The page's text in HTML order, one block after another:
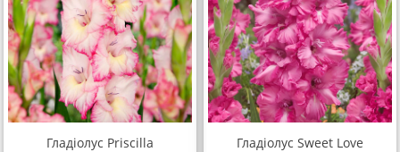
Гладіолус Priscilla Гладіолус Sweet Love